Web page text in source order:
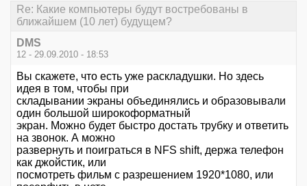
Re: Какие компьютеры будут востребованы в
ближайшем (10 лет) будущем?
DMS
12 - 29.09.2010 - 18:53
Вы скажете, что есть уже раскладушки. Но здесь
идея в том, чтобы при
складывании экраны объединялись и образовывали
один большой широкоформатный
экран. Можно будет быстро достать трубку и ответить
на звонок. А можно
развернуть и поиграться в NFS shift, держа телефон
как джойстик, или
посмотреть фильм с разрешением 1920*1080, или